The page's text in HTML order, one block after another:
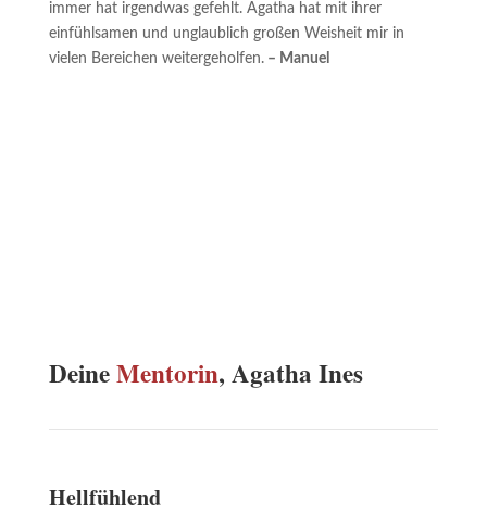
immer hat irgendwas gefehlt. Agatha hat mit ihrer
einfühlsamen und unglaublich großen Weisheit mir in
vielen Bereichen weitergeholfen.– Manuel
DeineMentorin, Agatha Ines
Hellfühlend